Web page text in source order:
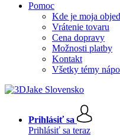
Pomoc
Kde je moja
Vrátenie tovaru
Cena dopravy
Možnosti platby
Kontakt
Všetky témy
Prihlásiť sa
Prihlásiť sa teraz